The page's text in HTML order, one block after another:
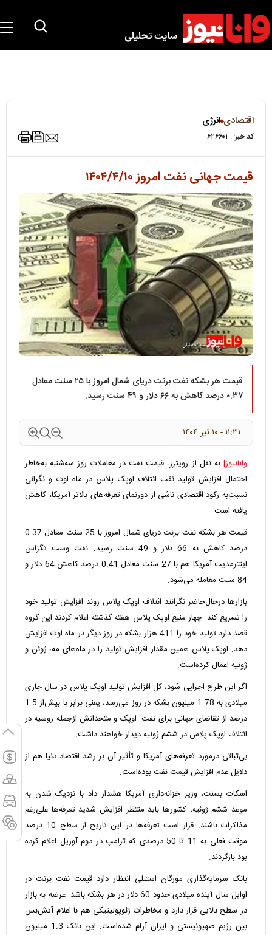
اقتصادی انرژی
کد خبر: ۶۲۶۶۰۱
قیمت جهانی نفت امروز ۱۴۰۴/۴/۱۰
قیمت هر بشکه نفت برنت دریای شمال امروز با ۲۵ سنت معادل
۰.۳۷ درصد کاهش به ۶۶ دلار و ۴۹ سنت رسید.
۱۱:۳۱ - ۱۰ تير ۱۴۰۴
وانانیوز| به نقل از رویترز، قیمت نفت در معاملات روز سه‌شنبه به‌خاطر
احتمال افزایش تولید نفت ائتلاف اوپک پلاس در ماه اوت و نگرانی
نسبت‌به رکود اقتصادی ناشی از دورنمای تعرفه‌های بالاتر آمریکا، کاهش
یافته است.
قیمت هر بشکه نفت برنت دریای شمال امروز با 25 سنت معادل 0.37
درصد کاهش به 66 دلار و 49 سنت رسید. نفت وست تگزاس
اینترمدیت آمریکا هم با 27 سنت معادل 0.41 درصد کاهش 64 دلار و
84 سنت معامله می‌شود.
بازارها درحال‌حاضر نگرانند ائتلاف اوپک پلاس روند افزایش تولید خود
را تسریع کند. چهار منبع اوپک پلاس هفته‌ گذشته اعلام کردند این گروه
قصد دارد تولید خود را 411 هزار بشکه در روز دیگر در ماه اوت افزایش
دهد. اوپک پلاس همین مقدار افزایش تولید را در ماه‌های مه، ژوئن و
ژوئیه اعمال کرده‌است.
اگر این طرح اجرایی شود، کل افزایش تولید اوپک پلاس در سال جاری
میلادی به 1.78 میلیون بشکه در روز می‌رسد، یعنی برابر با بیش‌از 1.5
درصد از تقاضای جهانی برای نفت. اوپک و متحدانش ازجمله روسیه در
ائتلاف اوپک پلاس در ششم ژوئیه دیدار خواهند داشت.
بی‌ثباتی درمورد تعرفه‌های آمریکا و تأثیر آن بر رشد اقتصاد دنیا هم از
دلایل عدم افزایش قیمت نفت بوده‌است.
اسکات بسنت، وزیر خزانه‌داری آمریکا هشدار داد با نزدیک شدن به
موعد ششم ژوئیه، کشورها باید منتظر افزایش شدید تعرفه‌ها علی‌رغم
مذاکرات باشند. قرار است تعرفه‌ها در این تاریخ از سطح 10 درصد
موقت فعلی به 11 تا 50 درصدی که ترامپ در دوم آوریل اعلام کرده
بود بازگردند.
بانک سرمایه‌گذاری مورگان استنلی انتظار دارد قیمت نفت برنت در
اوایل سال آینده میلادی حدود 60 دلار در هر بشکه باشد. عرضه به بازار
در سطح بالایی قرار دارد و مخاطرات ژئوپولیتیکی هم با اعلام آتش‌بس
بین رژیم صهیونیستی و ایران آرام شده‌است. این بانک 1.3 میلیون